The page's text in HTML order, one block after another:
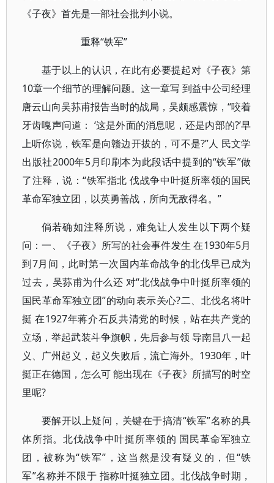
《子夜》首先是一部社会批判小说。
重释“铁军”
基于以上的认识，在此有必要提起对《子夜》第
10章一个细节的理解问题。这一章写 到益中公司经理
唐云山向吴荪甫报告当时的战局，吴颇感震惊，“咬着
牙齿嘎声问道： ‘这是外面的消息呢，还是内部的?’早
上听你说，铁军是向赣边开拔的，可不是?”人 民文学
出版社2000年5月印刷本为此段话中提到的“铁军”做
了注释，说：“铁军指北 伐战争中叶挺所率领的国民
革命军独立团，以英勇善战，所向无敌得名。”
倘若确如注释所说，难免让人发生以下两个疑
问：一、《子夜》所写的社会事件发生 在1930年5月
到7月间，此时第一次国内革命战争的北伐早已成为
过去，吴荪甫为什么还 对“北伐战争中叶挺所率领的
国民革命军独立团”的动向表示关心?二、北伐名将叶
挺 在1927年蒋介石反共清党的时候，站在共产党的
立场，举起武装斗争旗帜，先后参与领 导南昌八一起
义、广州起义，起义失败后，流亡海外。1930年，叶
挺正在德国，怎么可 能出现在《子夜》所描写的时空
里呢?
要解开以上疑问，关键在于搞清“铁军”名称的具
体所指。北伐战争中叶挺所率领的 国民革命军独立
团，被称为“铁军”，这当然是没有疑义的，但“铁
军”名称并不限于 指称叶挺独立团。北伐战争时期，